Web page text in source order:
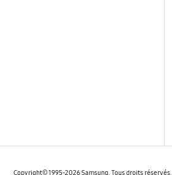
Copyright© 1995-2026 Samsung. Tous droits réservés.